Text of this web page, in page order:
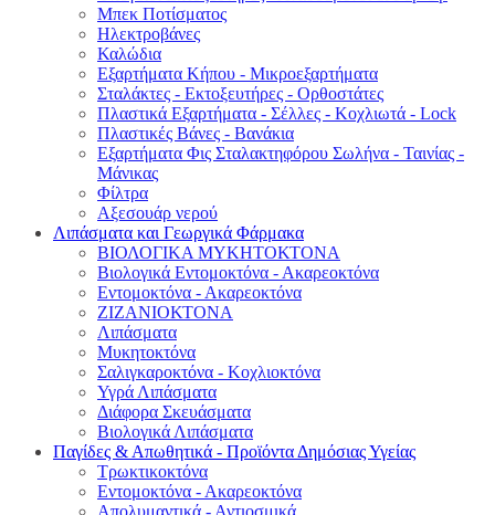
Μπεκ Ποτίσματος
Ηλεκτροβάνες
Καλώδια
Εξαρτήματα Κήπου - Μικροεξαρτήματα
Σταλάκτες - Εκτοξευτήρες - Ορθοστάτες
Πλαστικά Εξαρτήματα - Σέλλες - Κοχλιωτά - Lock
Πλαστικές Βάνες - Βανάκια
Εξαρτήματα Φις Σταλακτηφόρου Σωλήνα - Ταινίας -
Μάνικας
Φίλτρα
Αξεσουάρ νερού
Λιπάσματα και Γεωργικά Φάρμακα
ΒΙΟΛΟΓΙΚΑ ΜΥΚΗΤΟΚΤΟΝΑ
Βιολογικά Εντομοκτόνα - Ακαρεοκτόνα
Εντομοκτόνα - Ακαρεοκτόνα
ΖΙΖΑΝΙΟΚΤΟΝΑ
Λιπάσματα
Μυκητοκτόνα
Σαλιγκαροκτόνα - Κοχλιοκτόνα
Υγρά Λιπάσματα
Διάφορα Σκευάσματα
Βιολογικά Λιπάσματα
Παγίδες & Απωθητικά - Προϊόντα Δημόσιας Υγείας
Τρωκτικοκτόνα
Εντομοκτόνα - Ακαρεοκτόνα
Απολυμαντικά - Αντιοσμικά